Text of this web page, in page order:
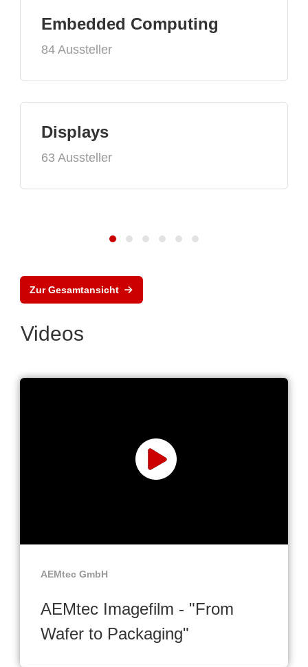
Embedded Computing
84 Aussteller
Displays
63 Aussteller
Zur Gesamtansicht
Videos
AEMtec GmbH
AEMtec Imagefilm - "From
Wafer to Packaging"